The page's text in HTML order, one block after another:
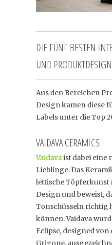
DIE FÜNF BESTEN
UND
Aus den Bereichen
Design kamen diese
Labels unter die Top
VAIDAVA CERAMICS
Vaidavaist dabei eine
Lieblinge. Das
lettische Töpferkunst
Design und beweist,
Tonschüsseln richtig
können. Vaidava
Eclipse, designed
Grigone,